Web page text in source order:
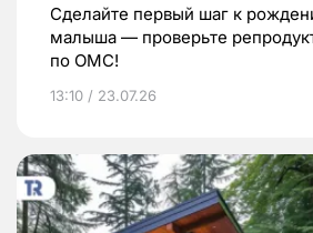
Сделайте первый шаг к
малыша — проверьте
по ОМС!
13:10 / 23.07.26